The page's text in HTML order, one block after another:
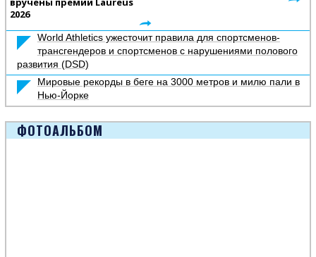
2026
World Athletics ужесточит правила для спортсменов-
трансгендеров и спортсменов с нарушениями полового
развития (DSD)
Мировые рекорды в беге на 3000 метров и милю пали в
Нью-Йорке
ФОТОАЛЬБОМ